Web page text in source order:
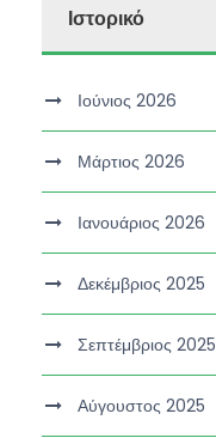
Ιστορικό
Ιούνιος 2026
Μάρτιος 2026
Ιανουάριος 2026
Δεκέμβριος 2025
Σεπτέμβριος 2025
Αύγουστος 2025